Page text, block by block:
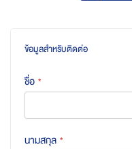
ข้อมูลสำหรับติดต่อ
ชื่อ
นามสกุล